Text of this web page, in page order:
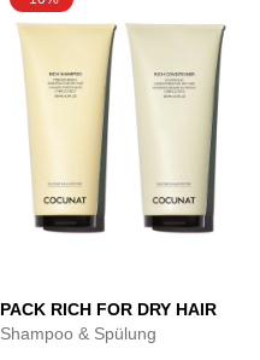
PACK RICH FOR DRY HAIR
Shampoo & Spülung